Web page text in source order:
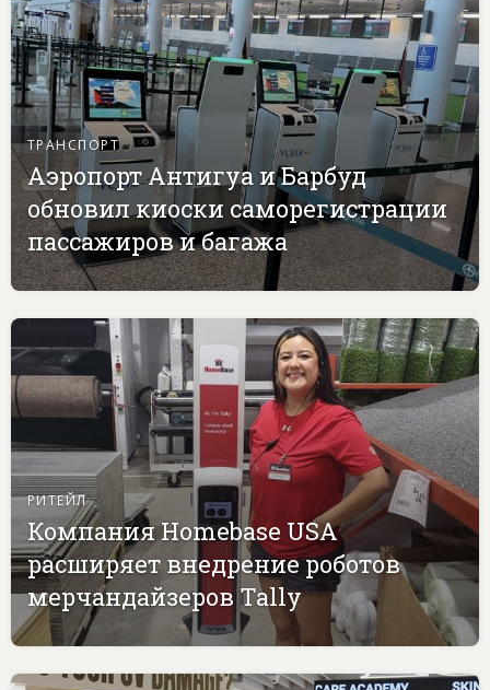
ТРАНСПОРТ
Аэропорт Антигуа и Барбуд
обновил киоски саморегистрации
пассажиров и багажа
РИТЕЙЛ
Компания Homebase USA
расширяет внедрение роботов
мерчандайзеров Tally